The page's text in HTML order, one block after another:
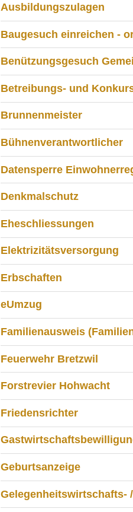
Ausbildungszulagen
Baugesuch einreichen -
Benützungsgesuch
Betreibungs- und
Brunnenmeister
Bühnenverantwortlicher
Datensperre
Denkmalschutz
Eheschliessungen
Elektrizitätsversorgung
Erbschaften
eUmzug
Familienausweis
Feuerwehr Bretzwil
Forstrevier Hohwacht
Friedensrichter
Geburtsanzeige
Gelegenheitswirtschafts-